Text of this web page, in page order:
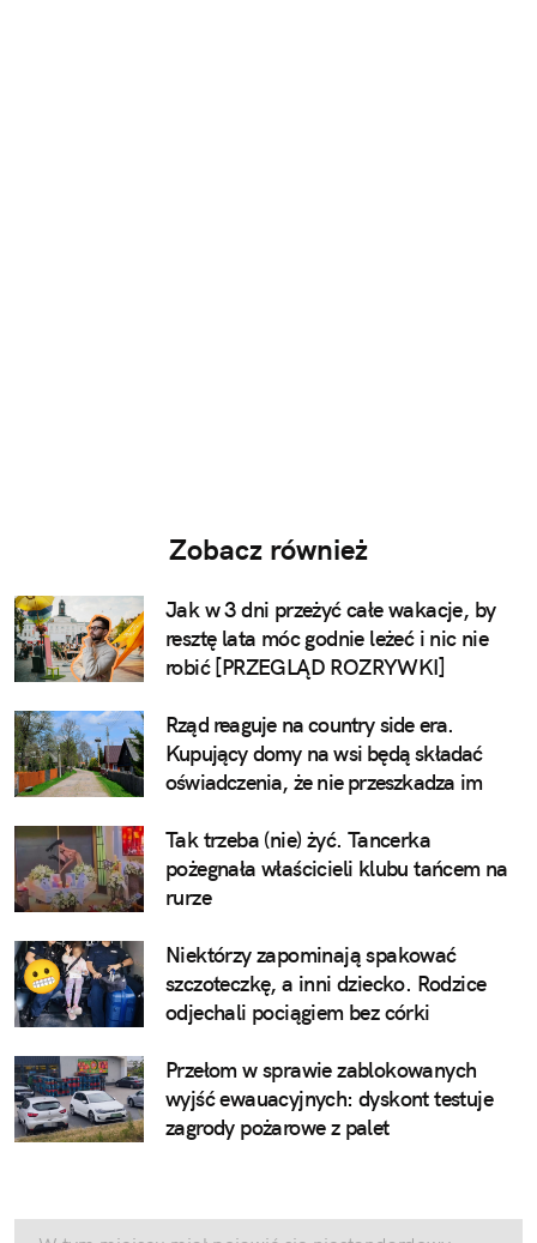
Zobacz również
Jak w 3 dni przeżyć całe wakacje, by
resztę lata móc godnie leżeć i nic nie
robić [PRZEGLĄD ROZRYWKI]
Rząd reaguje na country side era.
Kupujący domy na wsi będą składać
oświadczenia, że nie przeszkadza im
Tak trzeba (nie) żyć. Tancerka
pożegnała właścicieli klubu tańcem na
rurze
Niektórzy zapominają spakować
szczoteczkę, a inni dziecko. Rodzice
odjechali pociągiem bez córki
Przełom w sprawie zablokowanych
wyjść ewauacyjnych: dyskont testuje
zagrody pożarowe z palet